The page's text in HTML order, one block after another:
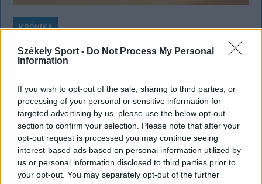
Székely Sport - Do Not Process My Personal
Information
If you wish to opt-out of the sale, sharing to third parties, or
processing of your personal or sensitive information for
targeted advertising by us, please use the below opt-out
section to confirm your selection. Please note that after your
opt-out request is processed you may continue seeing
interest-based ads based on personal information utilized by
us or personal information disclosed to third parties prior to
your opt-out. You may separately opt-out of the further
KRÓNIKA
Meddig használható még a régi
Sok román állampolgár még mindig az 1997-es
mintára kiállított személyi igazolványt használja,
azonban ezt fokozatosan kivonják a forgalomból,
amint az új elektronikus és egyszerű személyi
igazolványok országszerte elérhetővé válnak.